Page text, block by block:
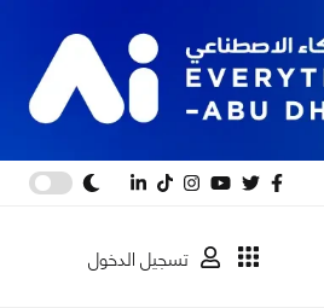
تسجيل الدخول